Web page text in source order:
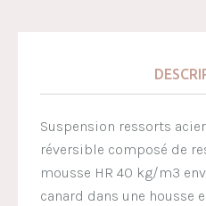
Suspension ressorts
réversible composé de
mousse HR 40 kg/m3
canard dans une housse